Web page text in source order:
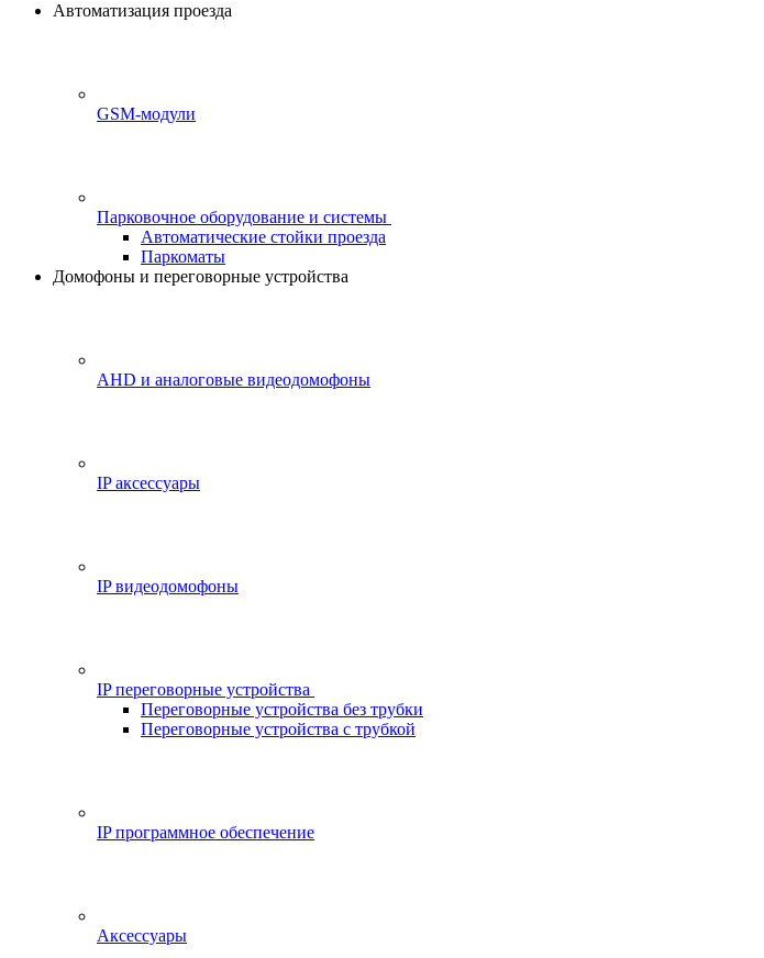
Автоматизация проезда
GSM-модули
Парковочное оборудование и системы
Автоматические стойки проезда
Паркоматы
Домофоны и переговорные устройства
AHD и аналоговые видеодомофоны
IP аксессуары
IP видеодомофоны
IP переговорные устройства
Переговорные устройства без трубки
Переговорные устройства с трубкой
IP программное обеспечение
Аксессуары